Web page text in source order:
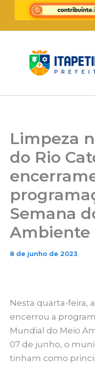
para
o
conteúdo
Limpeza
do Rio
Semana
Ambiente
8 de junho de 2023
Nesta quarta-feira,
encerrou a
Mundial do Meio
07 de junho, o
tinham como